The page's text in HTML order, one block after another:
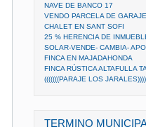
NAVE DE BANCO 17
VENDO PARCELA DE GARAJE
CHALET EN SANT SOFI
25 % HERENCIA DE
SOLAR-VENDE- CAMBIA-
FINCA EN MAJADAHONDA
FINCA RÚSTICA ALTAFULLA
(((((((PARAJE LOS
TERMINO